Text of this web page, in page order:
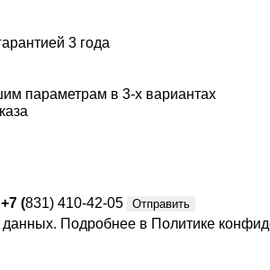
3 года
параметрам в 3-х вариантах
+7 (831) 410-42-05 Отправить
данных. Подробнее в Политике